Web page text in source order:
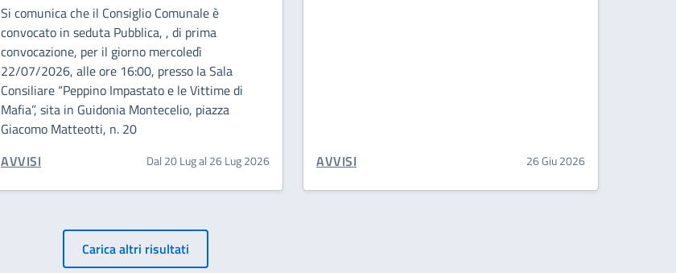
Si comunica che il Consiglio Comunale è
convocato in seduta Pubblica, , di prima
convocazione, per il giorno mercoledì
22/07/2026, alle ore 16:00, presso la Sala
Consiliare “Peppino Impastato e le Vittime di
Mafia”, sita in Guidonia Montecelio, piazza
Giacomo Matteotti, n. 20
CATEGORIA CORRELATA:
AVVISI Dal 20 Lug al 26 Lug 2026 CATEGORIA CORRELATA:
AVVISI 26 Giu 2026
Carica altri risultati